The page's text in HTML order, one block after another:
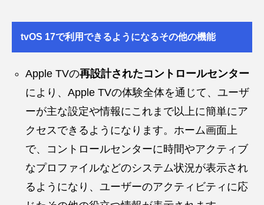
tvOS 17で利用できるようになるその他の機能
Apple TVの再設計されたコントロールセンター
により、Apple TVの体験全体を通じて、ユーザ
ーが主な設定や情報にこれまで以上に簡単にア
クセスできるようになります。ホーム画面上
で、コントロールセンターに時間やアクティブ
なプロファイルなどのシステム状況が表示され
るようになり、ユーザーのアクティビティに応